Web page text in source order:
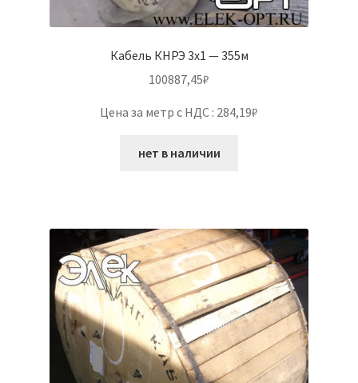
Кабель КНРЭ 3х1 — 355м
100887,45₽
Цена за метр с НДС : 284,19₽
нет в наличии